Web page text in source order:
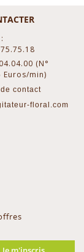
(N°
Euros/min)
contact
floral.com